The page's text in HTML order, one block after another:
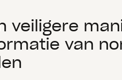
veiligere
van